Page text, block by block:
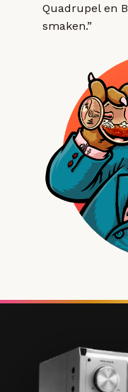
Quadrupel en
smaken.”